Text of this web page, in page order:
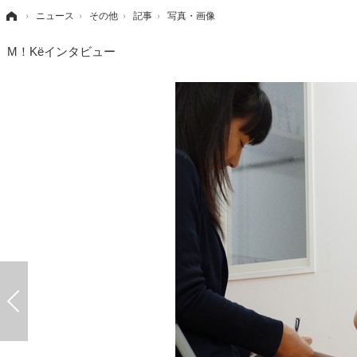
› ニュース › その他 › 記事 › 写真・画像
M！Kёインタビュー